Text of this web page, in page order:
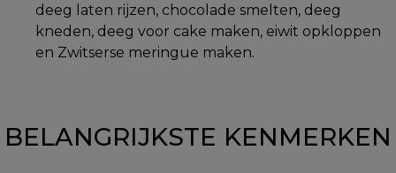
deeg laten rijzen, chocolade smelten, deeg
kneden, deeg voor cake maken, eiwit opkloppen
en Zwitserse meringue maken.
BELANGRIJKSTE KENMERKEN